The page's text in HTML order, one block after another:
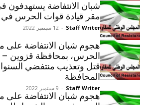
شبان الانتفاضة يستهدفون
مقر قيادة قوات الحرس
Staff Writer
- 12 سبتمبر 2022
هجوم شبان الانتفاضة على
الحرس، بمحافظة قزوين
قتل وتعذيب منتفضي
المحافظة
Staff Writer
- 9 سبتمبر 2022
هجوم شبان الانتفاضة على